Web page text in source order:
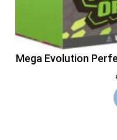
Mega Evolution